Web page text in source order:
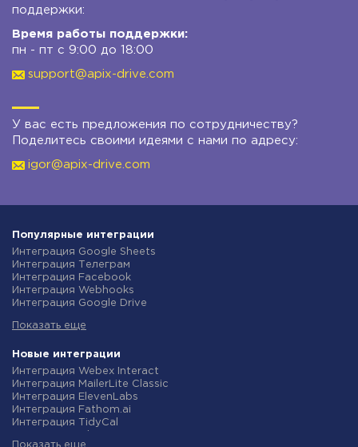
поддержки:
Время работы поддержки:
пн - пт с 9:00 до 18:00
support@apix-drive.com
У вас есть предложения по сотрудничеству?
Поделитесь своими идеями с нами по адресу:
igor@apix-drive.com
Популярные интеграции
Интеграция Google Sheets
Интеграция Телеграм
Интеграция Facebook
Интеграция Webhooks
Интеграция Google Drive
Интеграция Gmail
Интеграция Новая Почта
Интеграция Binotel
Интеграция OpenAI (ChatGPT)
Интеграция Prom
Интеграция Приват24
Интеграция OLX
Интеграция TurboSMS
Интеграция SendPulse
Показать еще
Новые интеграции
Интеграция Webex Interact
Интеграция MailerLite Classic
Интеграция ElevenLabs
Интеграция Fathom.ai
Интеграция TidyCal
Показать еще